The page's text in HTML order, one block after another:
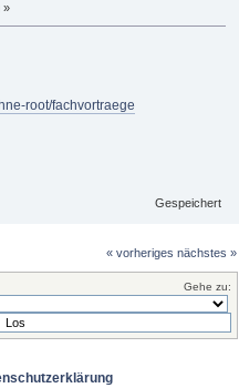
»
root/fachvortraege
Gespeichert
« vorheriges nächstes »
Gehe zu: